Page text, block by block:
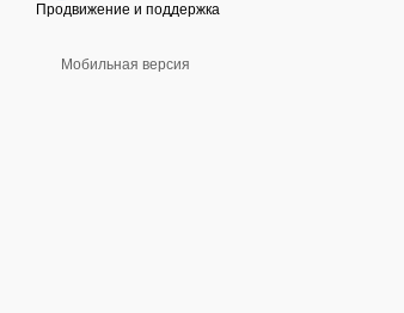
Продвижение и поддержка
Мобильная версия